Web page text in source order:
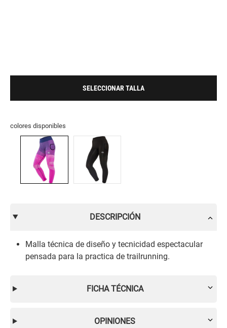
SELECCIONAR TALLA
colores disponibles
DESCRIPCIÓN
Malla técnica de diseño y tecnicidad espectacular
pensada para la practica de trailrunning.
FICHA TÉCNICA
OPINIONES